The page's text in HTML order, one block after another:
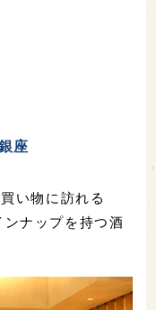
座
い物に訪れる
ナップを持つ酒